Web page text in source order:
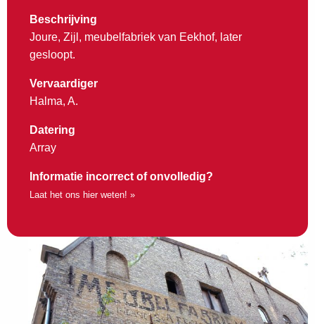
Beschrijving
Joure, Zijl, meubelfabriek van Eekhof, later
gesloopt.
Vervaardiger
Halma, A.
Datering
Array
Informatie incorrect of onvolledig?
Laat het ons hier weten! »